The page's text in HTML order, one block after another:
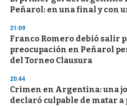
Peñarol: en una final y con
21:09
Franco Romero debió salir
preocupación en Peñarol
del Torneo Clausura
20:44
Crimen en Argentina: una
declaró culpable de matar a